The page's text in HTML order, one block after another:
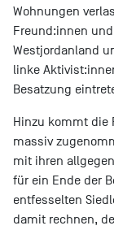
Wohnungen
Freund:innen
Westjordanland
linke
Besatzung
Hinzu kommt die
massiv
mit ihren
für ein Ende der
entfesselten
damit rechnen,